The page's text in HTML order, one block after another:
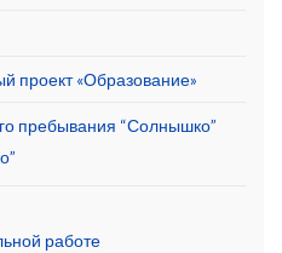
проект «Образование»
пребывания “Солнышко”
работе